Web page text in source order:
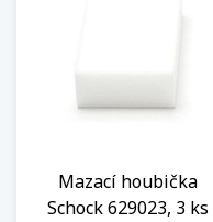
Mazací houbička
Schock 629023, 3 ks